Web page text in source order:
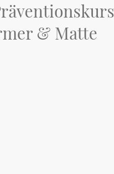
& Matte